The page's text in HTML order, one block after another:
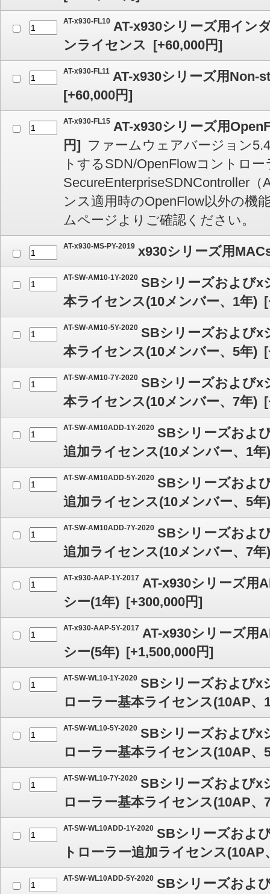
AT-x930-FL10 AT-x930シリーズ用イン
ンライセンス [+60,000円]
AT-x930-FL11 AT-x930シリーズ用Non-
[+60,000円]
AT-x930-FL15 AT-x930シリーズ用
円] ファームウェアバージョン
トするSDN/OpenFlowコントロー
SecureEnterpriseSDNController
ンス適用時のOpenFlow以外の機
ムページよりご確認ください。
AT-x930-MS-PY-2019 x930シリーズ用
AT-SW-AM10-1Y-2020 SBシリーズおよびx
本ライセンス(10メンバー、1年) [
AT-SW-AM10-5Y-2020 SBシリーズおよびx
本ライセンス(10メンバー、5年) [
AT-SW-AM10-7Y-2020 SBシリーズおよびx
本ライセンス(10メンバー、7年) [
AT-SW-AM10ADD-1Y-2020 SBシリーズおよ
追加ライセンス(10メンバー、1年)
AT-SW-AM10ADD-5Y-2020 SBシリーズおよ
追加ライセンス(10メンバー、5年)
AT-SW-AM10ADD-7Y-2020 SBシリーズおよ
追加ライセンス(10メンバー、7年)
AT-x930-AAP-1Y-2017 AT-x930シリーズ用
シー(1年) [+300,000円]
AT-x930-AAP-5Y-2017 AT-x930シリーズ用
シー(5年) [+1,500,000円]
AT-SW-WL10-1Y-2020 SBシリーズおよびx
ローラー基本ライセンス(10AP、
AT-SW-WL10-5Y-2020 SBシリーズおよびx
ローラー基本ライセンス(10AP、
AT-SW-WL10-7Y-2020 SBシリーズおよびx
ローラー基本ライセンス(10AP、
AT-SW-WL10ADD-1Y-2020 SBシリーズおよ
トローラー追加ライセンス(10AP
AT-SW-WL10ADD-5Y-2020 SBシリーズおよ